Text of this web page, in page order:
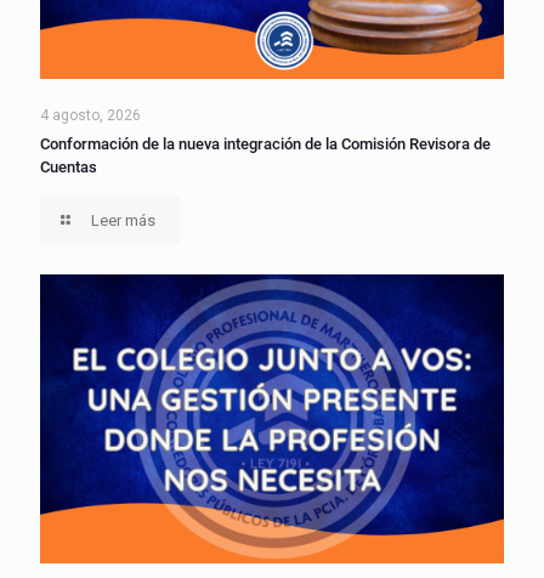
4 agosto, 2026
Conformación de la nueva integración de la Comisión Revisora de
Cuentas
Leer más